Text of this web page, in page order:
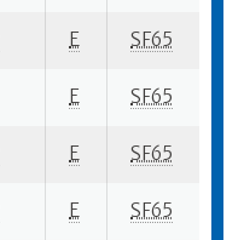
E SF65
E SF65
E SF65
E SF65